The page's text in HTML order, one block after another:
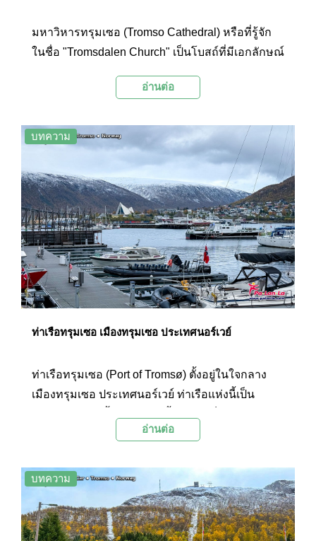
มหาวิหารทรุมเซอ (Tromso Cathedral) หรือที่รู้จัก
ในชื่อ "Tromsdalen Church" เป็นโบสถ์ที่มีเอกลักษณ์
ออกแบบตกแต่งภายในอันงดงาม
อ่านต่อ
บทความ
ท่าเรือทรุมเซอ เมืองทรุมเซอ ประเทศนอร์เวย์
ท่าเรือทรุมเซอ (Port of Tromsø) ตั้งอยู่ในใจกลาง
เมืองทรุมเซอ ประเทศนอร์เวย์ ท่าเรือแห่งนี้เป็น
ของเมืองทรุมเซอ และเป็นประตูสู่ดินแดนอาร์กติกที่
อ่านต่อ
บทความ